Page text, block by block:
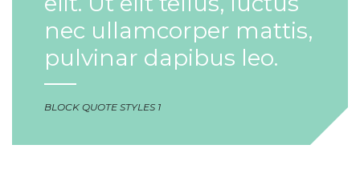
nec ullamcorper mattis,
pulvinar dapibus leo.
BLOCK QUOTE STYLES 1